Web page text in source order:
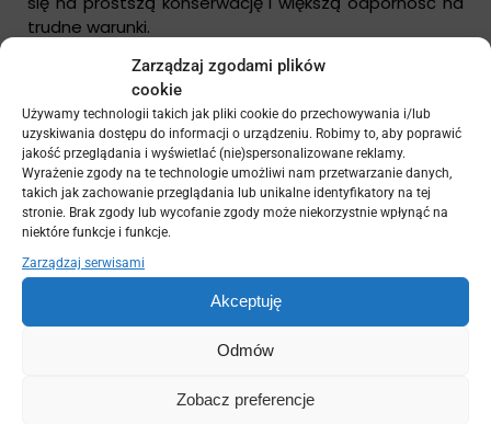
Zarządzaj zgodami plików
cookie
Używamy technologii takich jak pliki cookie do przechowywania i/lub
uzyskiwania dostępu do informacji o urządzeniu. Robimy to, aby poprawić
jakość przeglądania i wyświetlać (nie)spersonalizowane reklamy.
Wyrażenie zgody na te technologie umożliwi nam przetwarzanie danych,
takich jak zachowanie przeglądania lub unikalne identyfikatory na tej
stronie. Brak zgody lub wycofanie zgody może niekorzystnie wpłynąć na
niektóre funkcje i funkcje.
Zarządzaj serwisami
Akceptuję
Odmów
Zobacz preferencje
trudne warunki.
Czyszczenie desek solid można przeprowadzać
nawet myjką ciśnieniową (przy zachowaniu
rozsądnego ciśnienia i odległości). Są też mniej
podatne na rozwój grzybów i pleśni, co jest ogromną
zaletą w wilgotnym klimacie.
Obie wersje desek mogą z czasem lekko zmieniać
kolor pod wpływem UV. To normalne zjawisko, które
stabilizuje się po kilku miesiącach ekspozycji. Deski
bardziej jednolite starzenie się powierzchni.
Co do plam – rozlane wino czy tłuszcz z grilla mogą
jest kluczowa. Większość plam można usunąć wodą z